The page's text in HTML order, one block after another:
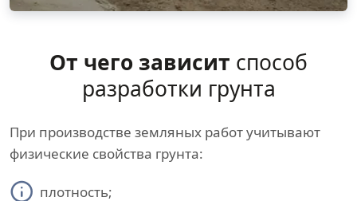
От чего зависит способ
разработки грунта
При производстве земляных работ учитывают
физические свойства грунта:
плотность;